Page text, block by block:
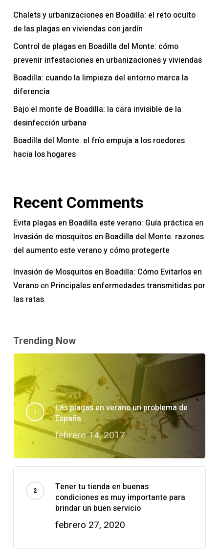
Chalets y urbanizaciones en Boadilla: el reto oculto
de las plagas en viviendas con jardín
Control de plagas en Boadilla del Monte: cómo
prevenir infestaciones en urbanizaciones y viviendas
Boadilla: cuando la limpieza del entorno marca la
diferencia
Bajo el monte de Boadilla: la cara invisible de la
desinfección urbana
Boadilla del Monte: el frío empuja a los roedores
hacia los hogares
Recent Comments
Evita plagas en Boadilla este verano: Guía práctica en
Invasión de mosquitos en Boadilla del Monte: razones
del aumento este verano y cómo protegerte
Invasión de Mosquitos en Boadilla: Cómo Evitarlos en
Veranoen Principales enfermedades transmitidas por
las ratas
Trending Now
Las plagas en verano un problema de
España
febrero 14, 2017
Tener tu tienda en buenas
condiciones es muy importante para
brindar un buen servicio
febrero 27, 2020